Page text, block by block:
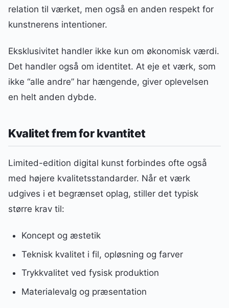
relation til værket, men også en anden respekt for
kunstnerens intentioner.
Eksklusivitet handler ikke kun om økonomisk værdi.
Det handler også om identitet. At eje et værk, som
ikke “alle andre” har hængende, giver oplevelsen
en helt anden dybde.
Kvalitet frem for kvantitet
Limited-edition digital kunst forbindes ofte også
med højere kvalitetsstandarder. Når et værk
udgives i et begrænset oplag, stiller det typisk
større krav til:
Koncept og æstetik
Teknisk kvalitet i fil, opløsning og farver
Trykkvalitet ved fysisk produktion
Materialevalg og præsentation